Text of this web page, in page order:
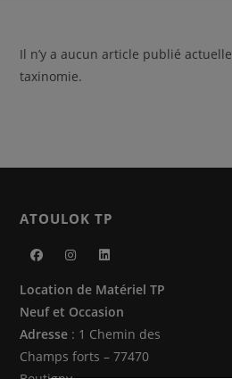
Il n’y a aucun article publié
taxinomie.
ATOULOK TP
dans
un
nouvel
onglet
dans
un
nouvel
onglet
dans
un
nouvel
onglet
Location de Matériel TP
Neuf et Occasion
Adresse : 1 Chemin des
Champs forts – 77470